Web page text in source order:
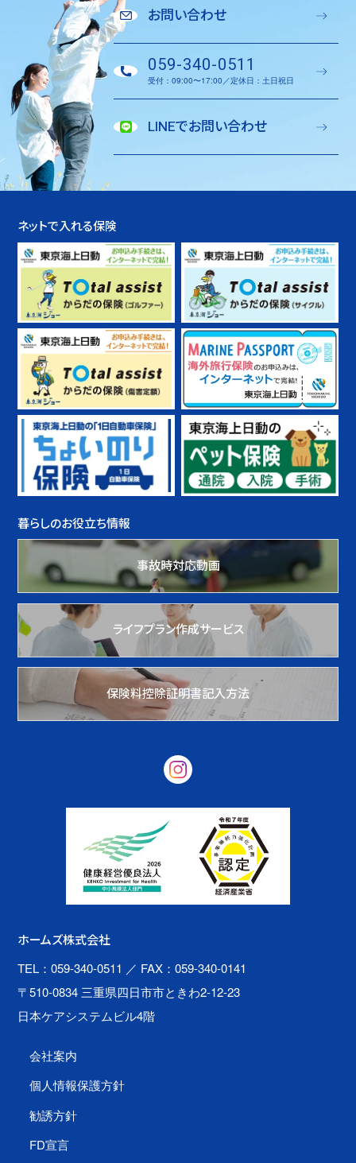
お問い合わせ
059-340-0511
受付：09:00〜17:00／定休日：土日祝日
LINEでお問い合わせ
ネットで入れる保険
暮らしのお役立ち情報
事故時対応動画
ライフプラン作成サービス
保険料控除証明書記入方法
ホームズ株式会社
TEL：059-340-0511 ／ FAX：059-340-0141
〒510-0834 三重県四日市市ときわ2-12-23
日本ケアシステムビル4階
会社案内
個人情報保護方針
勧誘方針
FD宣言